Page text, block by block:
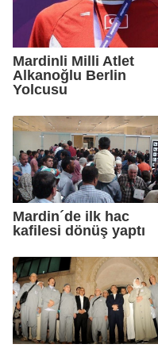
Mardinli Milli Atlet
Alkanoğlu Berlin
Yolcusu
Mardin´de ilk hac
kafilesi dönüş yaptı